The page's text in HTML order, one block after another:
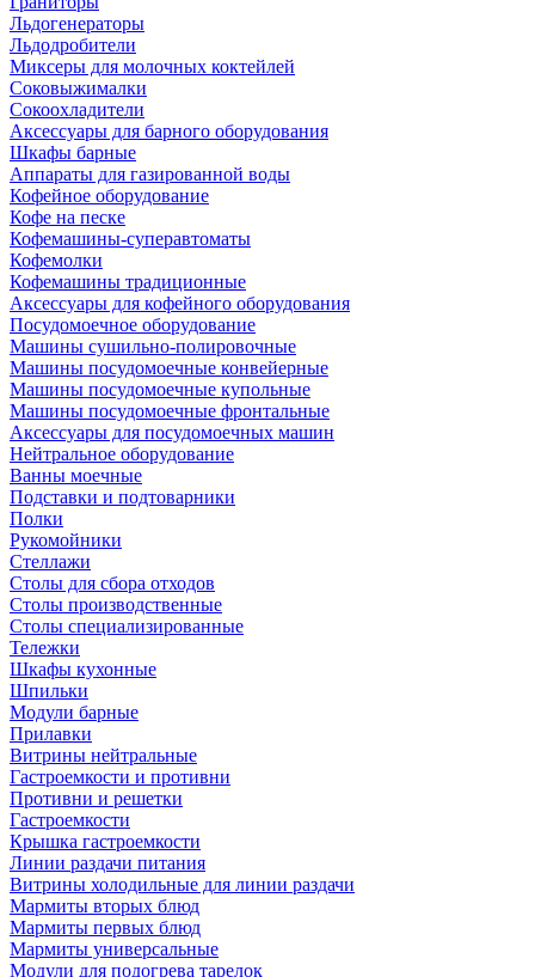
Льдогенераторы
Льдодробители
Миксеры для молочных коктейлей
Соковыжималки
Сокоохладители
Аксессуары для барного оборудования
Шкафы барные
Аппараты для газированной воды
Кофейное оборудование
Кофе на песке
Кофемашины-суперавтоматы
Кофемолки
Кофемашины традиционные
Аксессуары для кофейного оборудования
Посудомоечное оборудование
Машины сушильно-полировочные
Машины посудомоечные конвейерные
Машины посудомоечные купольные
Машины посудомоечные фронтальные
Аксессуары для посудомоечных машин
Нейтральное оборудование
Ванны моечные
Подставки и подтоварники
Полки
Рукомойники
Стеллажи
Столы для сбора отходов
Столы производственные
Столы специализированные
Тележки
Шкафы кухонные
Шпильки
Модули барные
Прилавки
Витрины нейтральные
Гастроемкости и противни
Противни и решетки
Гастроемкости
Крышка гастроемкости
Линии раздачи питания
Витрины холодильные для линии раздачи
Мармиты вторых блюд
Мармиты первых блюд
Мармиты универсальные
Модули для подогрева тарелок